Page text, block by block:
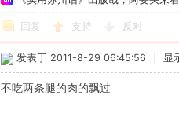
回复 支持 反对
发表于 2011-8-29 06:45:56 显
不吃两条腿的肉的飘过